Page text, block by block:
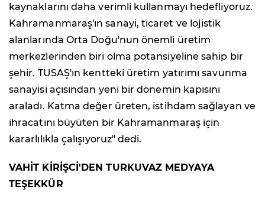
kaynaklarını daha verimli kullanmayı hedefliyoruz.
Kahramanmaraş'ın sanayi, ticaret ve lojistik
alanlarında Orta Doğu'nun önemli üretim
merkezlerinden biri olma potansiyeline sahip bir
şehir. TUSAŞ'ın kentteki üretim yatırımı savunma
sanayisi açısından yeni bir dönemin kapısını
araladı. Katma değer üreten, istihdam sağlayan ve
ihracatını büyüten bir Kahramanmaraş için
kararlılıkla çalışıyoruz" dedi.
VAHİT KİRİŞCİ'DEN TURKUVAZ MEDYAYA
TEŞEKKÜR